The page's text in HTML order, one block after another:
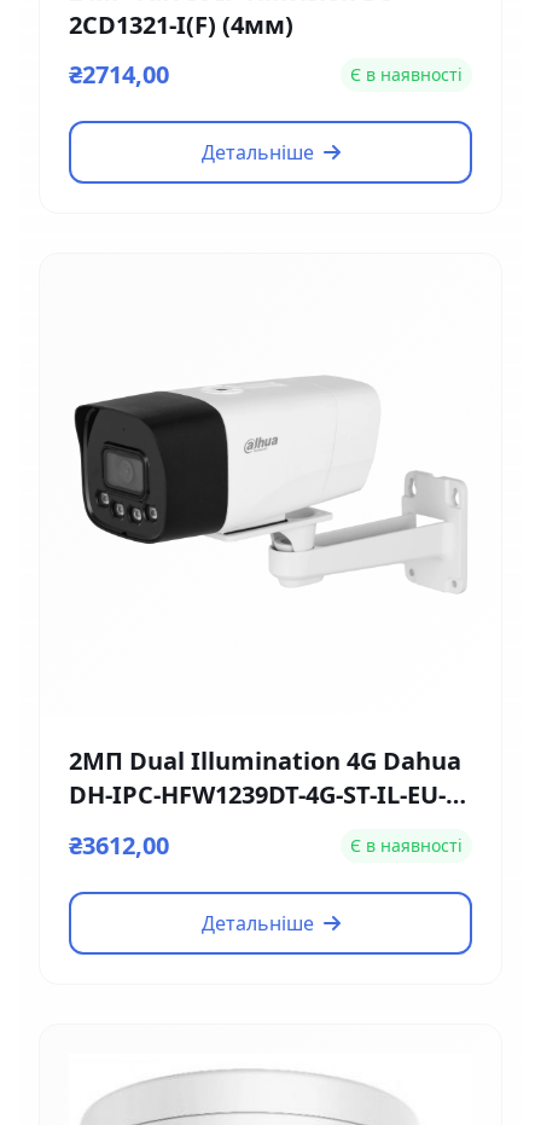
2CD1321-I(F) (4мм)
₴2714,00
Є в наявності
Детальніше
2МП Dual Illumination 4G Dahua
DH-IPC-HFW1239DT-4G-ST-IL-EU-B
₴3612,00 Є в наявності
Детальніше